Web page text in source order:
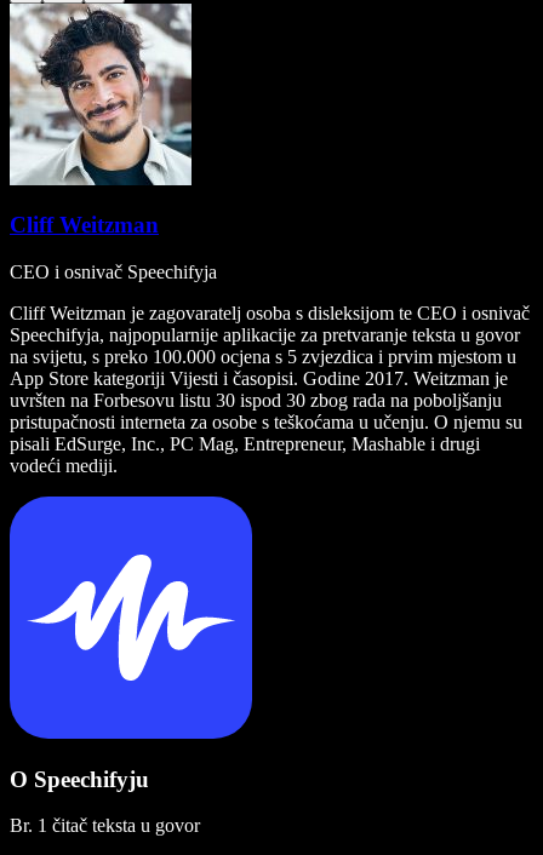
Cliff Weitzman
CEO i osnivač Speechifyja
Cliff Weitzman je zagovaratelj osoba s disleksijom te CEO i osnivač
Speechifyja, najpopularnije aplikacije za pretvaranje teksta u govor
na svijetu, s preko 100.000 ocjena s 5 zvjezdica i prvim mjestom u
App Store kategoriji Vijesti i časopisi. Godine 2017. Weitzman je
uvršten na Forbesovu listu 30 ispod 30 zbog rada na poboljšanju
pristupačnosti interneta za osobe s teškoćama u učenju. O njemu su
pisali EdSurge, Inc., PC Mag, Entrepreneur, Mashable i drugi
vodeći mediji.
O Speechifyju
Br. 1 čitač teksta u govor